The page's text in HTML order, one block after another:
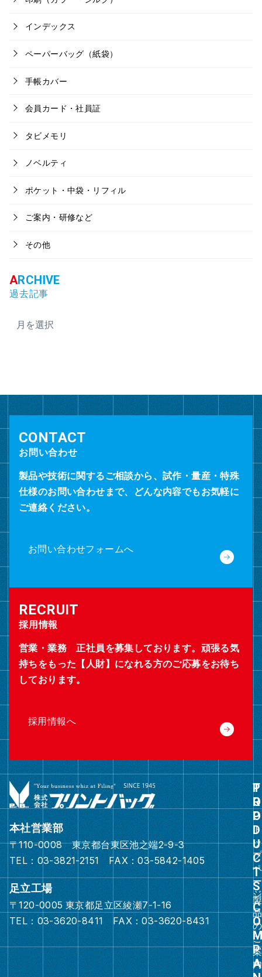
インデックス
ペーパーバッグ（紙袋）
手帳カバー
会員カード・社員証
タビメモリ
ノベルティ
ポケット・中袋・リフィル
ご案内・研修など
その他
過去記事
ー
お問い合わせ
製品や技術に関するご相談から、試作・量産・特殊
仕様のお問い合わせまで、どんな内容でもお気軽に
ご連絡ください。
お問い合わせフォームへ
採用情報
営業・業務 正社員を募集しております。頑張る気
持ちをもった【人財】になれる方のご応募をお待ち
しております。
採用情報へ
本社営業部
〒110-0008 東京都台東区池之端2-9-3
TEL：03-3821-2151 FAX：03-5842-1405
足立工場
〒120-0005 東京都足立区綾瀬7-1-16
TEL：03-3620-8411 FAX：03-3620-8431
ト
ッ
プ
ペ
ー
ジ
グ
ル
ー
プ
リ
ン
ク
グ
ル
ー
プ
リ
製
品
の
ご
案
内